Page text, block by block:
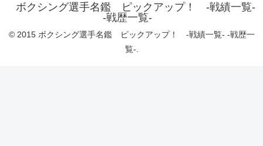
ボクシング選手名鑑 ピックアップ！ -戦績一覧-
-戦歴一覧-
© 2015 ボクシング選手名鑑 ピックアップ！ -戦績一覧- -戦歴一
覧-.